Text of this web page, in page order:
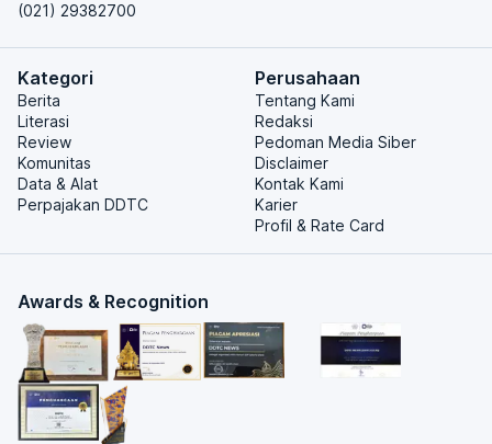
(021) 29382700
Kategori
Berita
Literasi
Review
Komunitas
Data & Alat
Perpajakan DDTC
Perusahaan
Tentang Kami
Redaksi
Pedoman Media Siber
Disclaimer
Kontak Kami
Karier
Profil & Rate Card
Awards & Recognition